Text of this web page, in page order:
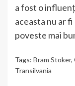
a fost o
aceasta nu ar
poveste mai
Tags: Bram Stoker,
Transilvania